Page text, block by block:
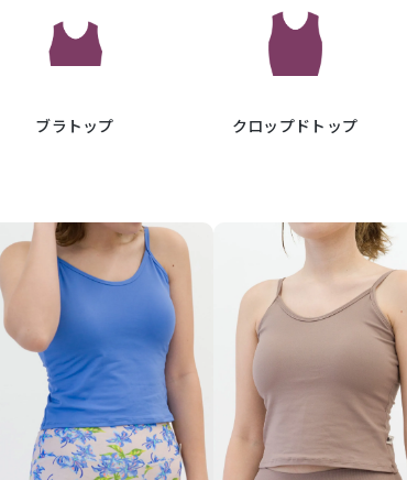
ブラトップ クロップドトップ